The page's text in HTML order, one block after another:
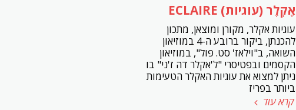
אֶקְלֶר (עוגיות) ECLAIRE
עוגיות אקלר, מקורן ומוצאן, מתכון
להכנתן, ביקור ברובע ה-4 במוזיאון
השואה, ב"וילאז' סט. פול", במוזיאון
הקסמים ובפטיסרי "ל'אקלר דה ז'ני" בו
ניתן למצוא את עוגיות האקלר הטעימות
ביותר בפריז
קרא עוד